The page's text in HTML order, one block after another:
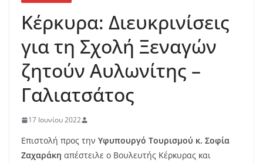
Κέρκυρα: Διευκρινίσεις
για τη Σχολή Ξεναγών
ζητούν Αυλωνίτης –
Γαλιατσάτος
17 Ιουνίου 2022
Επιστολή προς την Υφυπουργό Τουρισμού κ. Σοφία
Ζαχαράκη απέστειλε ο Βουλευτής Κέρκυρας και